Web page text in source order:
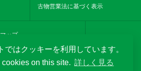
ではクッキーを利用しています。
cookies on this site. 詳しく見る
古物営業法に基づく表示
ップ
YouTube
MKseikochannel